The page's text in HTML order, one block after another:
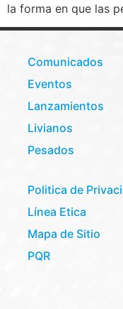
la forma en que las
Comunicados
Eventos
Lanzamientos
Livianos
Pesados
Politica de
Línea Etica
Mapa de Sitio
PQR